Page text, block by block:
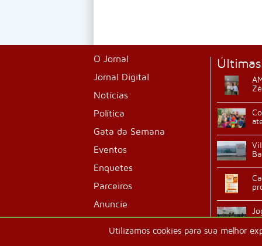
Utilizamos cookies para sua melhor
O Jornal
Jornal Digital
Notícias
Política
Gata da Semana
Eventos
Enquetes
Parceiros
Anuncie